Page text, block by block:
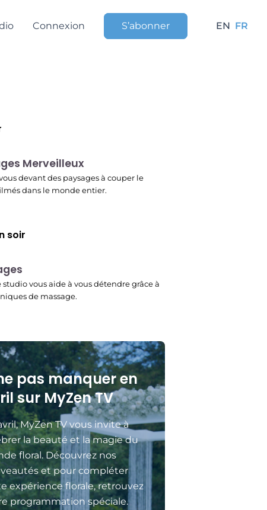
Connexion S’abonner EN FR
Merveilleux
devant des paysages à couper le
dans le monde entier.
soir
studio vous aide à vous détendre grâce à
de massage.
pas manquer en
sur MyZen TV
MyZen TV vous invite à
la beauté et la magie du
floral. Découvrez nos
et pour compléter
expérience florale, retrouvez
programmation spéciale.